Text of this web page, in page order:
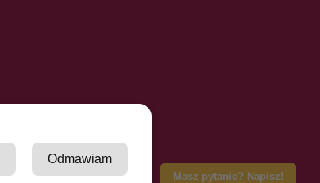
Masz pytanie? Napisz!
Odmawiam